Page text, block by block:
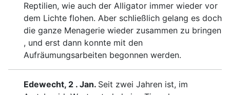
Reptilien, wie auch der Alligator immer wieder vor
dem Lichte flohen. Aber schließlich gelang es doch
die ganze Menagerie wieder zusammen zu bringen
, und erst dann konnte mit den
Aufräumungsarbeiten begonnen werden.
Edewecht, 2 . Jan. Seit zwei Jahren ist, im